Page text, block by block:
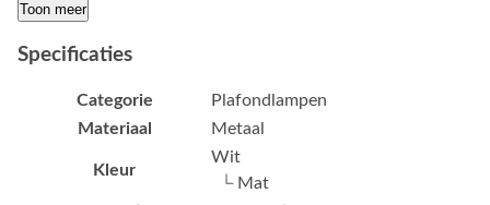
Toon meer
Specificaties
Categorie
Plafondlampen
Materiaal
Metaal
Kleur
Wit
└ Mat